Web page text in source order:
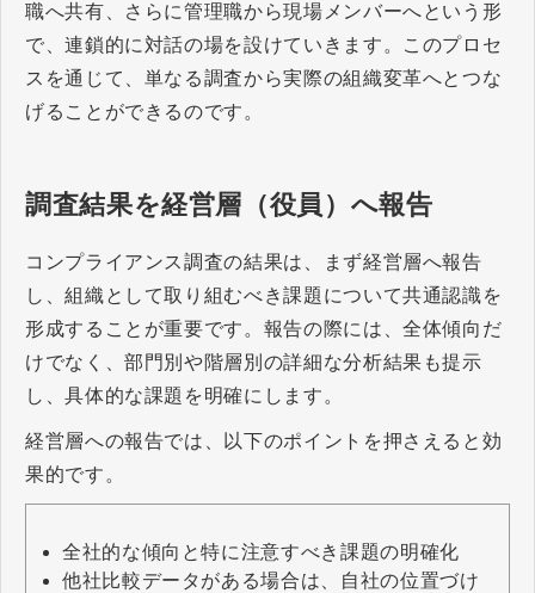
職へ共有、さらに管理職から現場メンバーへという形
で、連鎖的に対話の場を設けていきます。このプロセ
スを通じて、単なる調査から実際の組織変革へとつな
げることができるのです。
調査結果を経営層（役員）へ報告
コンプライアンス調査の結果は、まず経営層へ報告
し、組織として取り組むべき課題について共通認識を
形成することが重要です。報告の際には、全体傾向だ
けでなく、部門別や階層別の詳細な分析結果も提示
し、具体的な課題を明確にします。
経営層への報告では、以下のポイントを押さえると効
果的です。
全社的な傾向と特に注意すべき課題の明確化
他社比較データがある場合は、自社の位置づけ